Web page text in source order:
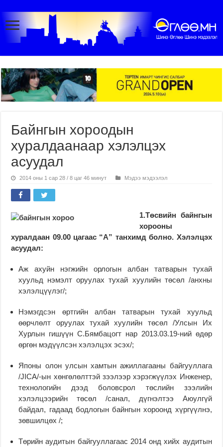
Байнгын хороодын
хуралдаанаар хэлэлцэх
асуудал
2014 оны 1 сар 28 / 8 цаг 46 минут Мэдээ мэдээлэл
1.Төсвийн байнгын
хорооны
хуралдаан 09.00 цагаас “А” танхимд болно. Хэлэлцэх
асуудал:
Аж ахуйн нэгжийн орлогын албан татварын тухай
хуульд нэмэлт оруулах тухай хуулийн төсөл /анхны
хэлэлцүүлэг/;
Нэмэгдсэн өртгийн албан татварын тухай хуульд
өөрчлөлт оруулах тухай хуулийн төсөл /Улсын Их
Хурлын гишүүн С.Бямбацогт нар 2013.03.19-ний өдөр
өргөн мэдүүлсэн хэлэлцэх эсэх/;
Японы олон улсын хамтын ажиллагааны байгууллага
/JICA/-ын хөнгөлөлттэй зээлээр хэрэгжүүлэх Инженер,
технологийн дээд боловсрол төслийн зээлийн
хэлэлцээрийн төсөл /санал, дүгнэлтээ Аюулгүй
байдал, гадаад бодлогын байнгын хороонд хүргүүлнэ,
зөвшилцөх /;
Төрийн аудитын байгууллагаас 2014 онд хийх аудитын